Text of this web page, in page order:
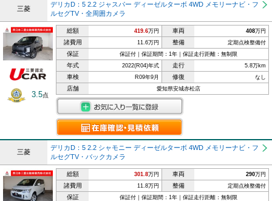
三菱
デリカD：5 2.2 ジャスパー ディーゼルターボ 4WD メモリーナビ・フ
ルセグTV・全周囲カメラ
3.5点
総額 419.6万円 車両 408万円
諸費用 11.6万円 整備 定期点検整備付
保証 保証付｜保証期間：1年｜保証走行距離：無制限
年式 2022(R04)年式 走行 5.8万km
車検 R09年9月 修復 なし
店舗 愛知県安城赤松店
三菱
デリカD：5 2.2 シャモニー ディーゼルターボ 4WD メモリーナビ・フ
ルセグTV・バックカメラ
総額 301.8万円 車両 290万円
諸費用 11.8万円 整備 定期点検整備付
保証 保証付｜保証期間：1年｜保証走行距離：無制限